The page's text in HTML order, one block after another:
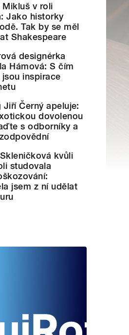
Mikluš v roli
Jako historky
Tak by se měl
Shakespeare
designérka
Hámová: S čím
jsou inspirace
Jiří Černý apeluje:
dovolenou
s odborníky a
kvůli
studovala
jsem z ní udělat